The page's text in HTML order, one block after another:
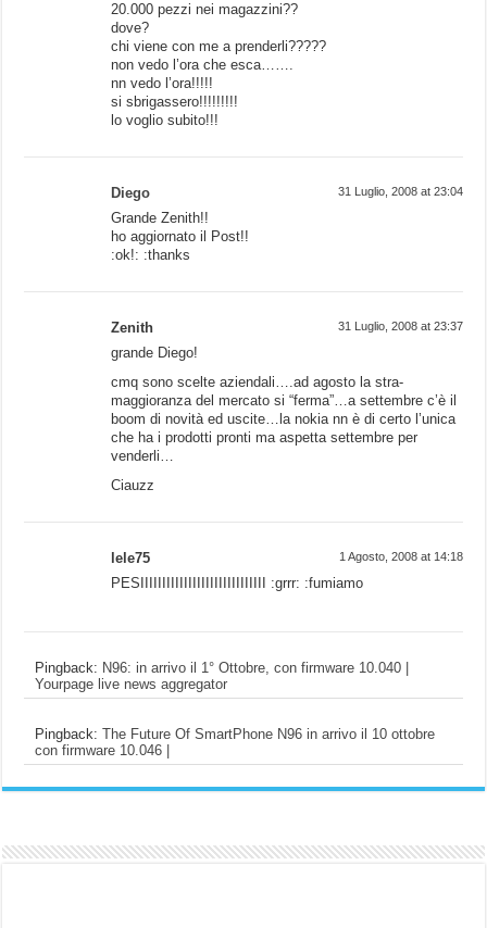
20.000 pezzi nei magazzini??
dove?
chi viene con me a prenderli?????
non vedo l’ora che esca…….
nn vedo l’ora!!!!!
si sbrigassero!!!!!!!!!
lo voglio subito!!!
Diego 31 Luglio, 2008 at 23:04
Grande Zenith!!
ho aggiornato il Post!!
:ok!: :thanks
Zenith 31 Luglio, 2008 at 23:37
grande Diego!
cmq sono scelte aziendali….ad agosto la stra-
maggioranza del mercato si “ferma”…a settembre c’è il
boom di novità ed uscite…la nokia nn è di certo l’unica
che ha i prodotti pronti ma aspetta settembre per
venderli…
Ciauzz
lele75 1 Agosto, 2008 at 14:18
PESIIIIIIIIIIIIIIIIIIIIIIIIIIIII :grrr: :fumiamo
Pingback: N96: in arrivo il 1° Ottobre, con firmware 10.040 |
Yourpage live news aggregator
Pingback:The Future Of SmartPhone N96 in arrivo il 10 ottobre
con firmware 10.046 |